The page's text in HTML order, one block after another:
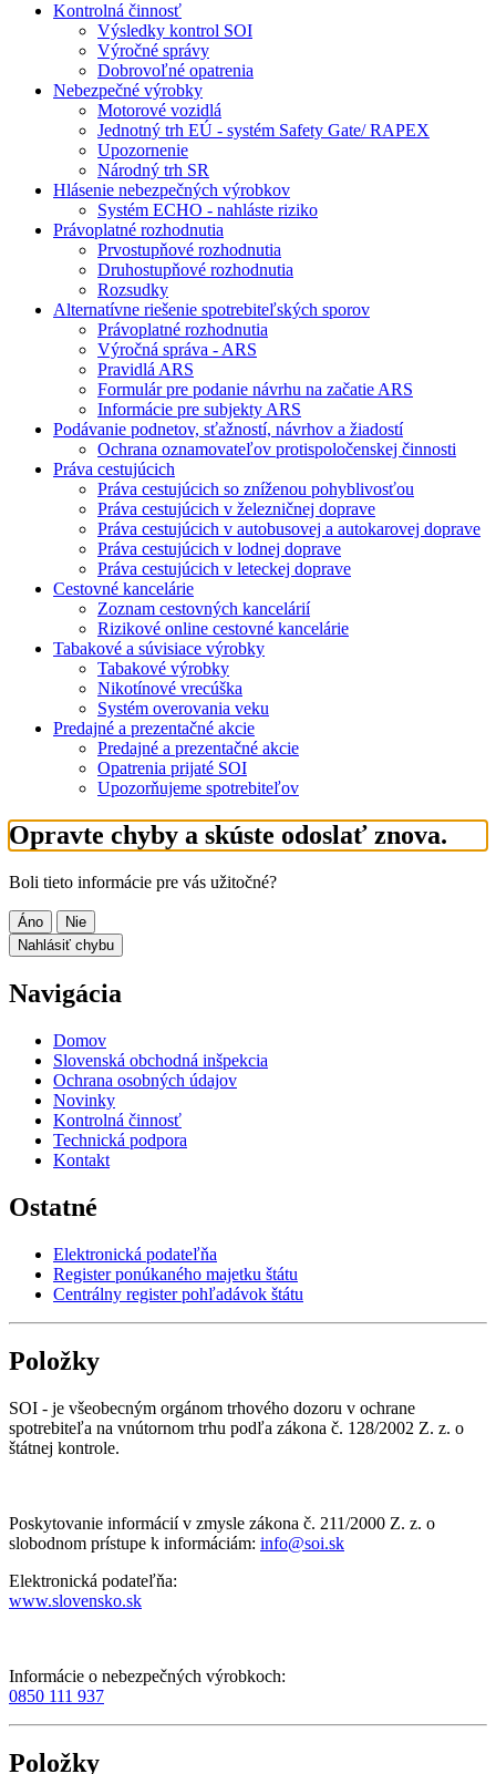
Kontrolná činnosť
Výsledky kontrol SOI
Výročné správy
Dobrovoľné opatrenia
Nebezpečné výrobky
Motorové vozidlá
Jednotný trh EÚ - systém Safety Gate/ RAPEX
Upozornenie
Národný trh SR
Hlásenie nebezpečných výrobkov
Systém ECHO - nahláste riziko
Právoplatné rozhodnutia
Prvostupňové rozhodnutia
Druhostupňové rozhodnutia
Rozsudky
Alternatívne riešenie spotrebiteľských sporov
Právoplatné rozhodnutia
Výročná správa - ARS
Pravidlá ARS
Formulár pre podanie návrhu na začatie ARS
Informácie pre subjekty ARS
Podávanie podnetov, sťažností, návrhov a žiadostí
Ochrana oznamovateľov protispoločenskej činnosti
Práva cestujúcich
Práva cestujúcich so zníženou pohyblivosťou
Práva cestujúcich v železničnej doprave
Práva cestujúcich v autobusovej a autokarovej doprave
Práva cestujúcich v lodnej doprave
Práva cestujúcich v leteckej doprave
Cestovné kancelárie
Zoznam cestovných kancelárií
Rizikové online cestovné kancelárie
Tabakové a súvisiace výrobky
Tabakové výrobky
Nikotínové vrecúška
Systém overovania veku
Predajné a prezentačné akcie
Predajné a prezentačné akcie
Opatrenia prijaté SOI
Upozorňujeme spotrebiteľov
Opravte chyby a skúste odoslať znova.
Boli tieto informácie pre vás užitočné?
Áno
Nie
Nahlásiť chybu
Navigácia
Domov
Slovenská obchodná inšpekcia
Ochrana osobných údajov
Novinky
Kontrolná činnosť
Technická podpora
Kontakt
Ostatné
Elektronická podateľňa
Register ponúkaného majetku štátu
Centrálny register pohľadávok štátu
Položky
SOI - je všeobecným orgánom trhového dozoru v ochrane
spotrebiteľa na vnútornom trhu podľa zákona č. 128/2002 Z. z. o
štátnej kontrole.
Poskytovanie informácií v zmysle zákona č. 211/2000 Z. z. o
slobodnom prístupe k informáciám: info@soi.sk
Elektronická podateľňa:
www.slovensko.sk
Informácie o nebezpečných výrobkoch:
0850 111 937
Položky